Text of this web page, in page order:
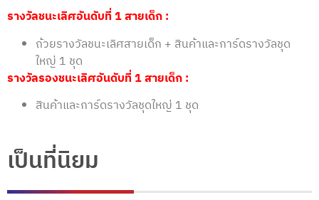
รางวัลชนะเลิศอันดับที่ 1 สายเด็ก :
ถ้วยรางวัลชนะเลิศสายเด็ก + สินค้าและการ์ดรางวัลชุด
ใหญ่ 1 ชุด
รางวัลรองชนะเลิศอันดับที่ 1 สายเด็ก :
สินค้าและการ์ดรางวัลชุดใหญ่ 1 ชุด
เป็นที่นิยม